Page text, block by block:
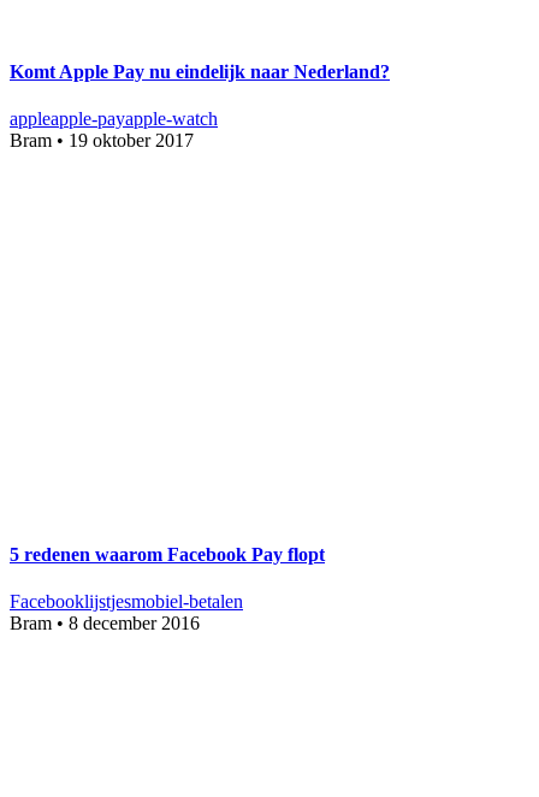
Komt Apple Pay nu eindelijk naar Nederland?
appleapple-payapple-watch
Bram • 19 oktober 2017
5 redenen waarom Facebook Pay flopt
Facebooklijstjesmobiel-betalen
Bram • 8 december 2016